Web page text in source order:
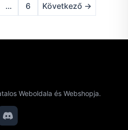
… 6 Következő →
Weboldala és Webshopja.